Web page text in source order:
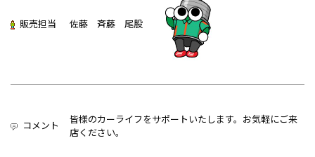
販売担当 佐藤 斉藤 尾股
コメント
皆様のカーライフをサポートいたします。お気軽にご来
店ください。